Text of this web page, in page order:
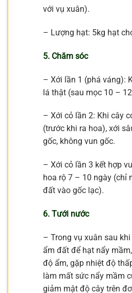
với vụ xuân).
– Lượng hạt: 5kg hạt
5. Chăm sóc
– Xới lần 1 (phá váng):
lá thật (sau mọc 10 –
– Xới cỏ lần 2: Khi cây
(trước khi ra hoa), xới
gốc, không vun gốc.
– Xới cỏ lần 3 kết hợp
hoa rộ 7 – 10 ngày (chỉ
đất vào gốc lạc).
6. Tưới nước
– Trong vụ xuân sau
ẩm đất để hạt nẩy
độ ẩm, gặp nhiệt độ
làm mất sức nẩy mầm
giảm mật độ cây trên